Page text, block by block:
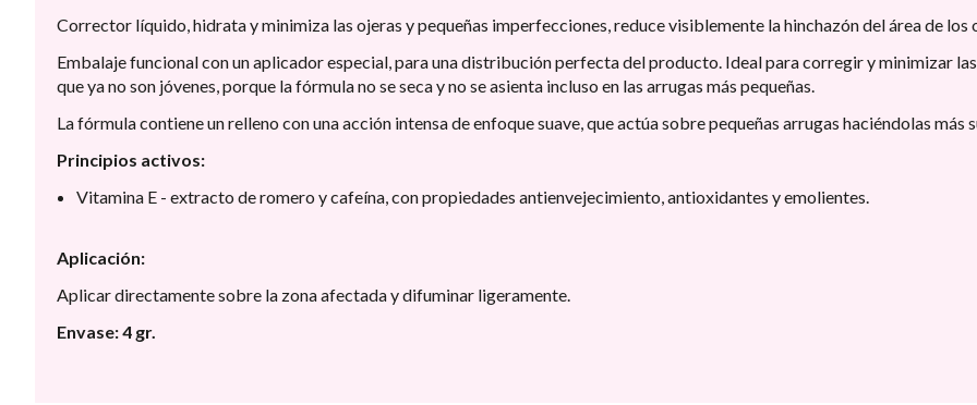
Corrector líquido, hidrata y minimiza las ojeras y pequeñas imperfecciones, reduce visiblemente la hinchazón del área de los
Embalaje funcional con un aplicador especial, para una distribución perfecta del producto. Ideal para corregir y minimizar
que ya no son jóvenes, porque la fórmula no se seca y no se asienta incluso en las arrugas más pequeñas.
La fórmula contiene un relleno con una acción intensa de enfoque suave, que actúa sobre pequeñas arrugas haciéndolas más
Principios activos:
Vitamina E - extracto de romero y cafeína, con propiedades antienvejecimiento, antioxidantes y emolientes.
Aplicación:
Aplicar directamente sobre la zona afectada y difuminar ligeramente.
Envase: 4 gr.